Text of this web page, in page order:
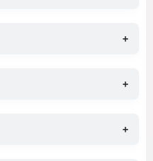
+
+
+